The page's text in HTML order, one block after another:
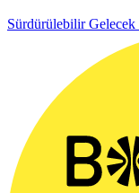
Sürdürülebilir Gelecek